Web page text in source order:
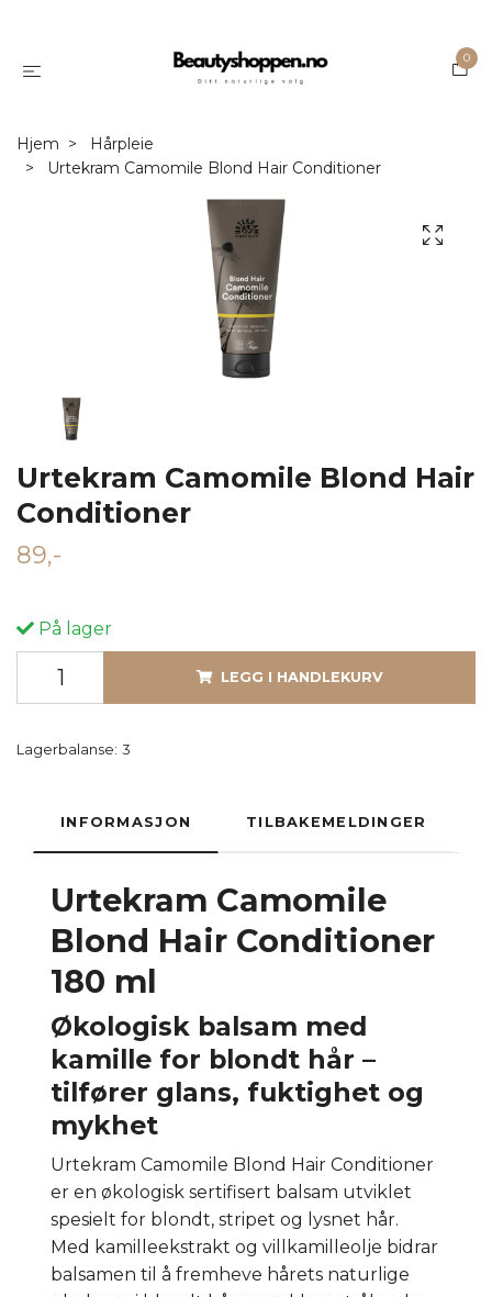
0
Hjem
Hårpleie
Urtekram Camomile Blond Hair Conditioner
Urtekram Camomile Blond Hair
Conditioner
89,-
På lager
LEGG I HANDLEKURV
Lagerbalanse: 3
INFORMASJON TILBAKEMELDINGER
Urtekram Camomile
Blond Hair Conditioner
180 ml
Økologisk balsam med
kamille for blondt hår –
tilfører glans, fuktighet og
mykhet
Urtekram Camomile Blond Hair Conditioner
er en økologisk sertifisert balsam utviklet
spesielt for blondt, stripet og lysnet hår.
Med kamilleekstrakt og villkamilleolje bidrar
balsamen til å fremheve hårets naturlige